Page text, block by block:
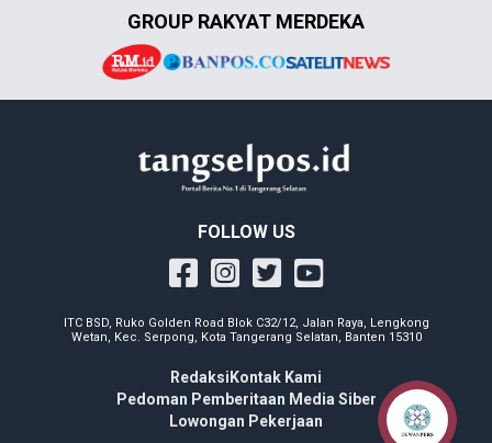
GROUP RAKYAT MERDEKA
FOLLOW US
ITC BSD, Ruko Golden Road Blok C32/12, Jalan Raya, Lengkong
Wetan, Kec. Serpong, Kota Tangerang Selatan, Banten 15310
Redaksi Kontak Kami
Pedoman Pemberitaan Media Siber
Lowongan Pekerjaan